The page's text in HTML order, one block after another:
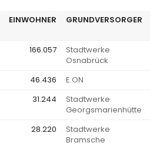
EINWOHNER GRUNDVERSORGER
166.057
Stadtwerke
Osnabrück
46.436 E.ON
31.244
Stadtwerke
Georgsmarienhütte
28.220
Stadtwerke
Bramsche